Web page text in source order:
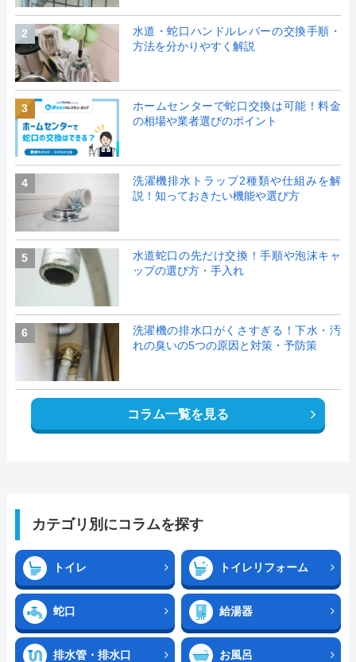
2
水道・蛇口ハンドルレバーの交換手順・
方法を分かりやすく解説
3
ホームセンターで蛇口交換は可能！料金
の相場や業者選びのポイント
4
洗濯機排水トラップ2種類や仕組みを解
説！知っておきたい機能や選び方
5
水道蛇口の先だけ交換！手順や泡沫キャ
ップの選び方・手入れ
6
洗濯機の排水口がくさすぎる！下水・汚
れの臭いの5つの原因と対策・予防策
コラム一覧を見る
カテゴリ別にコラムを探す
トイレ トイレリフォーム
蛇口 給湯器
排水管・排水口 お風呂